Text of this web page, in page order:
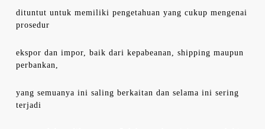
dituntut untuk memiliki pengetahuan yang cukup mengenai
prosedur
ekspor dan impor, baik dari kepabeanan, shipping maupun
perbankan,
yang semuanya ini saling berkaitan dan selama ini sering
terjadi